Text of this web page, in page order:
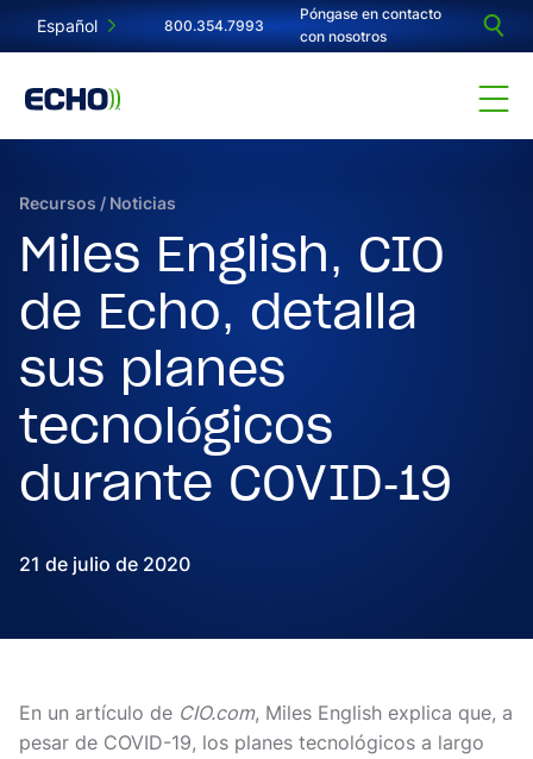
Español 800.354.7993
Póngase en contacto
con nosotros
Recursos / Noticias
Miles English, CIO
de Echo, detalla
sus planes
tecnológicos
durante COVID-19
21 de julio de 2020
En un artículo de CIO.com, Miles English explica que, a
pesar de COVID-19, los planes tecnológicos a largo